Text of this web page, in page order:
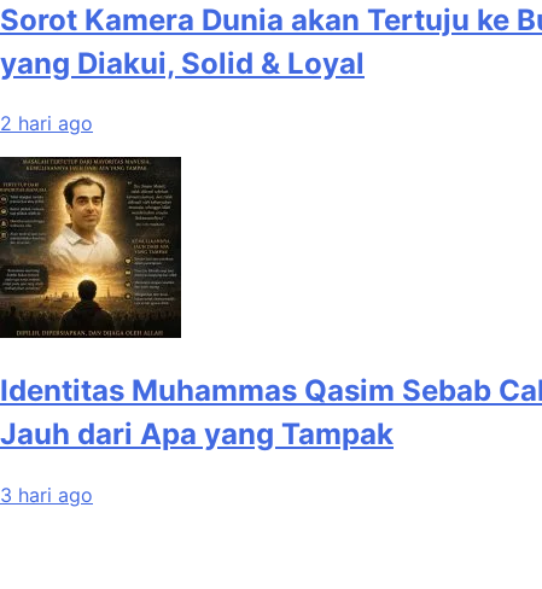
Sorot Kamera Dunia akan Tertuju ke
yang Diakui, Solid & Loyal
2 hari ago
Identitas Muhammas Qasim Sebab
Jauh dari Apa yang Tampak
3 hari ago